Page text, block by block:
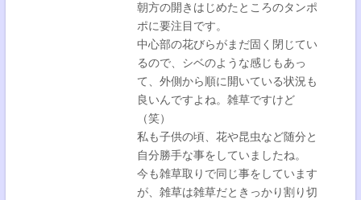
朝方の開きはじめたところのタンポ
ポに要注目です。
中心部の花びらがまだ固く閉じてい
るので、シベのような感じもあっ
て、外側から順に開いている状況も
良いんですよね。雑草ですけど
（笑）
私も子供の頃、花や昆虫など随分と
自分勝手な事をしていましたね。
今も雑草取りで同じ事をしています
が、雑草は雑草だときっかり割り切